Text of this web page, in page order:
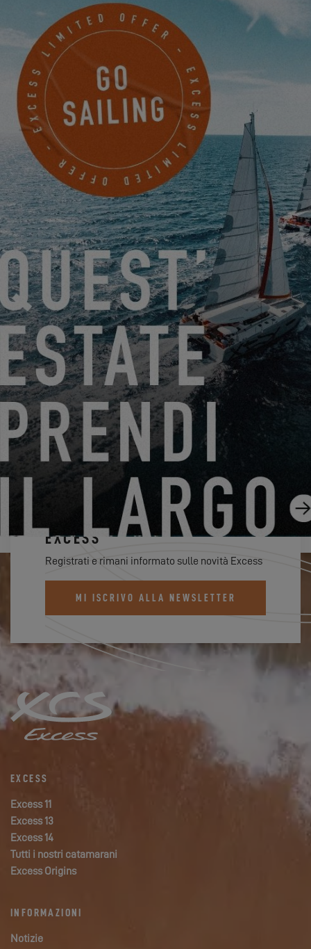
PRENOTA UN APPUNTAMENTO CON IL TUO
CONCESSIONARIO
NUOVI CONTENUTI SU EXCESS LAB: SICUREZZA CONTRO
I FULMINI E CUCINA A BORDO
07.03.26
L’EXCESS 13 HA IL VENTO IN POPPA!
25.02.26
ISCRIVITI ALLA NEWSLETTER
EXCESS
Registrati e rimani informato sulle novità Excess
MI ISCRIVO ALLA NEWSLETTER
EXCESS
Excess 11
Excess 13
Excess 14
Tutti i nostri catamarani
Excess Origins
INFORMAZIONI
Notizie